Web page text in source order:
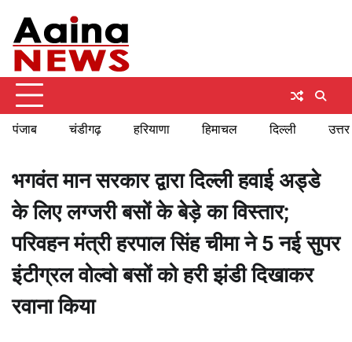
content
पंजाब चंडीगढ़ हरियाणा हिमाचल दिल्ली
भगवंत मान सरकार द्वारा दिल्ली हवाई अड्डे
के लिए लग्जरी बसों के बेड़े का विस्तार;
परिवहन मंत्री हरपाल सिंह चीमा ने 5 नई सुपर
इंटीग्रल वोल्वो बसों को हरी झंडी दिखाकर
रवाना किया